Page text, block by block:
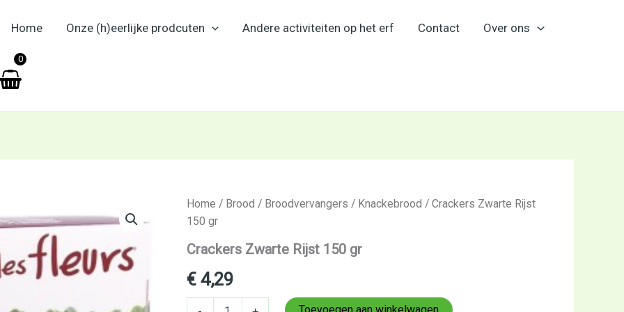
Home Onze (h)eerlijke prodcuten Andere activiteiten op het erf Contact Over ons
0
Home / Brood / Broodvervangers / Knackebrood / Crackers Zwarte Rijst
150 gr
Crackers Zwarte Rijst 150 gr
€4,29
Crackers
Zwarte
150
gr
aantal